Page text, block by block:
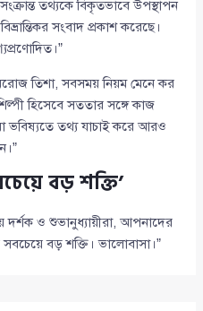
তথ্যকে বিকৃতভাবে উপস্থাপন
সংবাদ প্রকাশ করেছে।
তিশা, সবসময় নিয়ম মেনে কর
হিসেবে সততার সঙ্গে কাজ
ভবিষ্যতে তথ্য যাচাই করে আরও
বড় শক্তি’
দর্শক ও শুভানুধ্যায়ীরা, আপনাদের
বড় শক্তি। ভালোবাসা।”